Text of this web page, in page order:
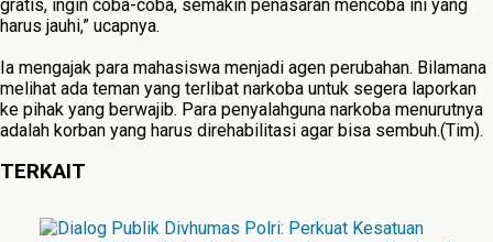
gratis, ingin coba-coba, semakin penasaran mencoba ini yang
harus jauhi,” ucapnya.
Ia mengajak para mahasiswa menjadi agen perubahan. Bilamana
melihat ada teman yang terlibat narkoba untuk segera laporkan
ke pihak yang berwajib. Para penyalahguna narkoba menurutnya
adalah korban yang harus direhabilitasi agar bisa sembuh.(Tim).
TERKAIT